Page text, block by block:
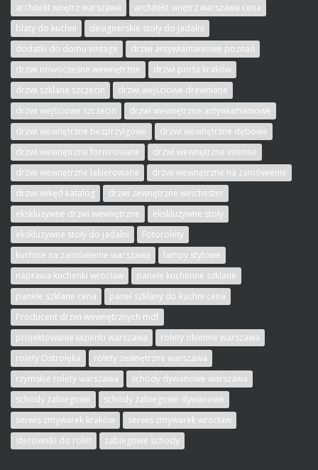
architekt wnętrz warszawa
architekt wnętrz warszawa cena
blaty do kuchni
designerskie stoły do jadalni
dodatki do domu vintage
drzwi antywłamaniowe poznań
drzwi nowoczesne wewnętrzne
drzwi porta kraków
drzwi szklane szczecin
drzwi wejściowe drewniane
drzwi wejściowe szczecin
drzwi wewnętrzne antywłamaniowe
drzwi wewnętrzne bezprzylgowe
drzwi wewnętrzne dębowe
drzwi wewnętrzne fornirowane
drzwi wewnętrzne intenso
drzwi wewnętrzne lakierowane
drzwi wewnętrzne na zamówienie
drzwi wikęd katalog
drzwi zewnętrzne winchester
ekskluzywne drzwi wewnętrzne
ekskluzywne stoły
ekskluzywne stoły do jadalni
Fotorolety
kuchnie na zamówienie warszawa
lampy stylowe
naprawa kuchenki wrocław
panele kuchenne szklane
panele szklane cena
panel szklany do kuchni cena
Producent drzwi wewnętrznych mdf
projektowanie łazienki warszawa
rolety okienne warszawa
rolety Ostrołęka
rolety zewnętrzne warszawa
rzymskie rolety warszawa
schody dywanowe warszawa
schody zabiegowe
schody zabiegowe dywanowe
serwis zmywarek kraków
serwis zmywarek wrocław
sterowniki do rolet
zabiegowe schody